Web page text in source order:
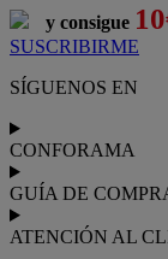
y consigue
SUSCRIBIRME
SÍGUENOS EN
CONFORAMA
GUÍA DE
ATENCIÓN AL